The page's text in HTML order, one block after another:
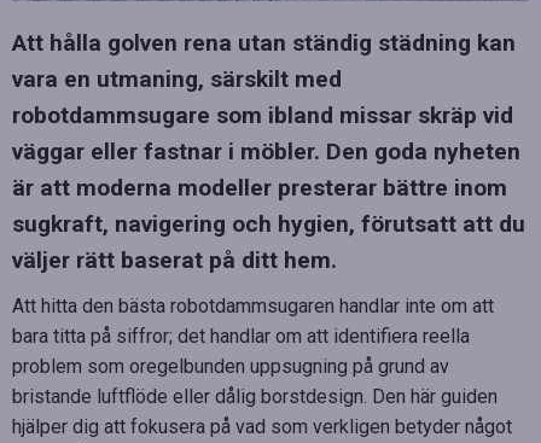
Att hålla golven rena utan ständig städning kan
vara en utmaning, särskilt med
robotdammsugare som ibland missar skräp vid
väggar eller fastnar i möbler. Den goda nyheten
är att moderna modeller presterar bättre inom
sugkraft, navigering och hygien, förutsatt att du
väljer rätt baserat på ditt hem.
Att hitta den bästa robotdammsugaren handlar inte om att
bara titta på siffror; det handlar om att identifiera reella
problem som oregelbunden uppsugning på grund av
bristande luftflöde eller dålig borstdesign. Den här guiden
hjälper dig att fokusera på vad som verkligen betyder något